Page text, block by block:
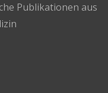
Publikationen aus